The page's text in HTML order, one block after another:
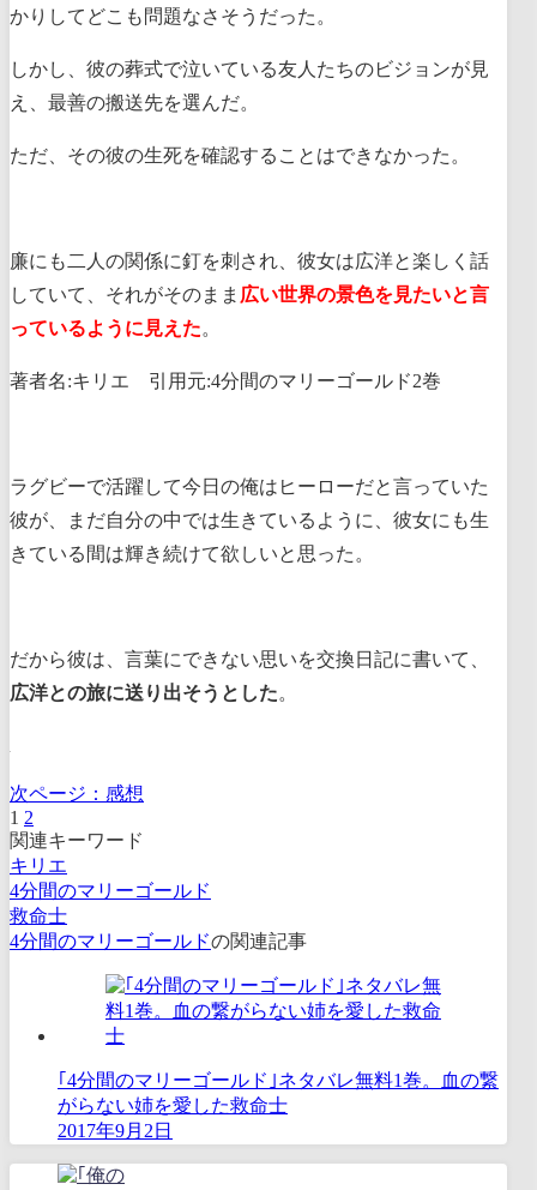
かりしてどこも問題なさそうだった。
しかし、彼の葬式で泣いている友人たちのビジョンが見
え、最善の搬送先を選んだ。
ただ、その彼の生死を確認することはできなかった。
廉にも二人の関係に釘を刺され、彼女は広洋と楽しく話
していて、それがそのまま 広い世界の景色を見たいと言
っているように見えた。
著者名:キリエ 引用元:4分間のマリーゴールド2巻
ラグビーで活躍して今日の俺はヒーローだと言っていた
彼が、まだ自分の中では生きているように、彼女にも生
きている間は輝き続けて欲しいと思った。
だから彼は、言葉にできない思いを交換日記に書いて、
広洋との旅に送り出そうとした。
次ページ： 感想
1 2
関連キーワード
キリエ
4分間のマリーゴールド
救命士
4分間のマリーゴールドの関連記事
｢4分間のマリーゴールド｣ネタバレ無料1巻。血の繋
がらない姉を愛した救命士
2017年9月2日